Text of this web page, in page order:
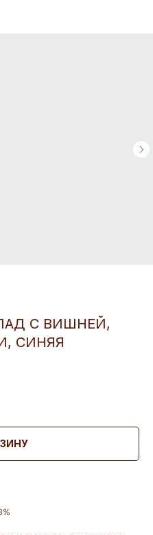
С ВИШНЕЙ,
СИНЯЯ